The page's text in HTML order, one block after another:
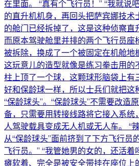
在里面。 “真有个飞行员！” “我就说
的直升机机身，再回头把萨宾娜技术
的舱门已经拆掉了，这是这种侦察直
而原本驾驶舱里并排的两个飞行员座
被拆除，换成了一个被固定在机舱地
这玩意儿的造型就像是练习拳击用的
柱上顶了一个球，这颗球形脑袋上有
好和保龄球一样，所以士兵们就把这
“保龄球头”。“保龄球头”不需要改造
备，只需要用转接线路将它接入系统
人驾驶载具变成无人机或无人车。 “
从“保龄球头”面前挤到了下方飞行员
飞行员。” “我管她男的女的，还活
瘫软着、完全是被安全带挂在座位上